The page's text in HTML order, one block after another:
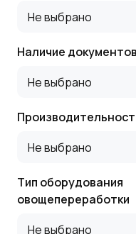
Не выбрано
Наличие документов
Не выбрано
Не выбрано
Тип оборудования
овощепереработки
Не выбрано